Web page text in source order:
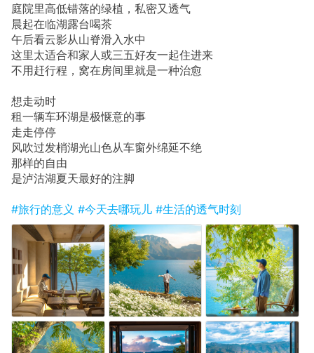
庭院里高低错落的绿植，私密又透气
晨起在临湖露台喝茶
午后看云影从山脊滑入水中
这里太适合和家人或三五好友一起住进来
不用赶行程，窝在房间里就是一种治愈
想走动时
租一辆车环湖是极惬意的事
走走停停
风吹过发梢湖光山色从车窗外绵延不绝
那样的自由
是泸沽湖夏天最好的注脚
#旅行的意义 #今天去哪玩儿 #生活的透气时刻